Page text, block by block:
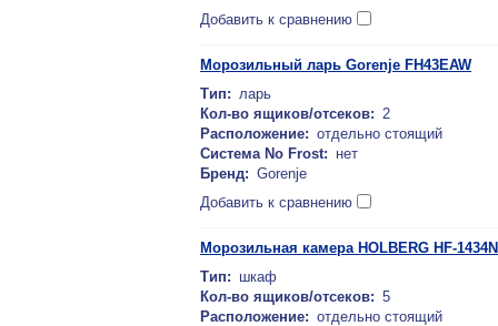
Добавить к сравнению
Морозильный ларь Gorenje FH43EAW
Тип: ларь
Кол-во ящиков/отсеков: 2
Расположение: отдельно стоящий
Система No Frost: нет
Бренд: Gorenje
Добавить к сравнению
Морозильная камера HOLBERG HF-
Тип: шкаф
Кол-во ящиков/отсеков: 5
Расположение: отдельно стоящий